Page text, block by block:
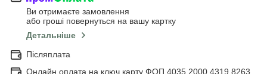
Ви отримаєте замовлення
або гроші повернуться на вашу картку
Детальніше
Післяплата
Онлайн оплата на ключ карту ФОП 4035 2000 4319 8263